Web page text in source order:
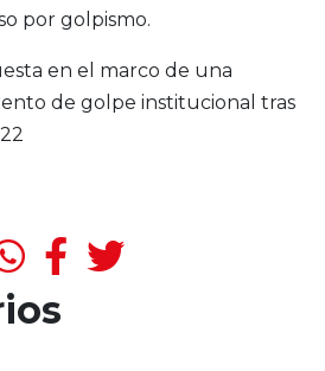
por golpismo.
en el marco de una
de golpe institucional tras